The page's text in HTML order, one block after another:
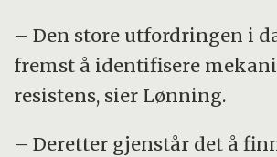
– Den store utfordringen i
fremst å identifisere
resistens, sier Lønning.
– Deretter gjenstår det å